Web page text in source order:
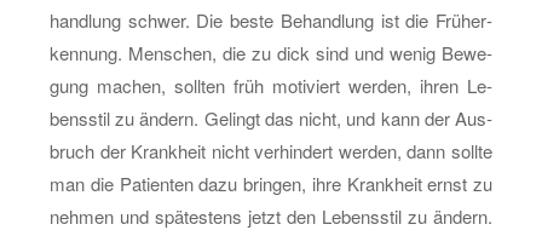
hand­lung schwer. Die beste Be­hand­lung ist die Früh­er­
ken­nung. Men­schen, die zu dick sind und wenig Be­we­
gung ma­chen, soll­ten früh mo­ti­viert wer­den, ihren Le­
bens­stil zu än­dern. Ge­lingt das nicht, und kann der Aus­
bruch der Krank­heit nicht ver­hin­dert wer­den, dann soll­te
man die Pa­ti­en­ten dazu brin­gen, ihre Krank­heit ernst zu
neh­men und spä­tes­tens jetzt den Le­bens­stil zu än­dern.